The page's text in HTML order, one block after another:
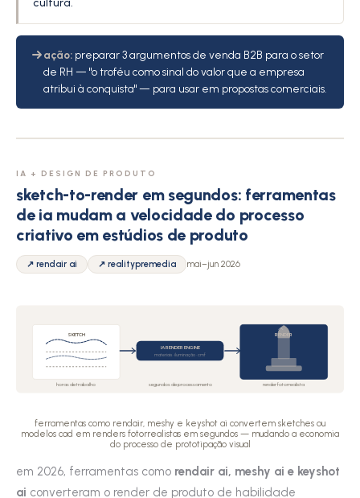
cultura.
ação: preparar 3 argumentos de venda B2B para o setor
de RH — "o troféu como sinal do valor que a empresa
atribui à conquista" — para usar em propostas comerciais.
IA + DESIGN DE PRODUTO
sketch-to-render em segundos: ferramentas
de ia mudam a velocidade do processo
criativo em estúdios de produto
↗ rendair ai ↗ realitypremedia mai–jun 2026
SKETCH
IA RENDER ENGINE
materiais · iluminação · cmf
RENDER
horas de trabalho segundos de processamento render fotorrealista
ferramentas como rendair, meshy e keyshot ai convertem sketches ou
modelos cad em renders fotorrealistas em segundos — mudando a economia
do processo de prototipação visual
em 2026, ferramentas como rendair ai, meshy ai e keyshot
ai converteram o render de produto de habilidade